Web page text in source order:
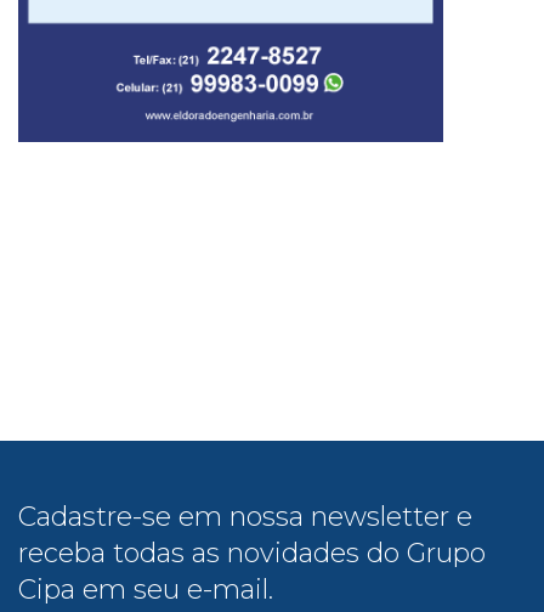
Cadastre-se em nossa newsletter e
receba todas as novidades do Grupo
Cipa em seu e-mail.